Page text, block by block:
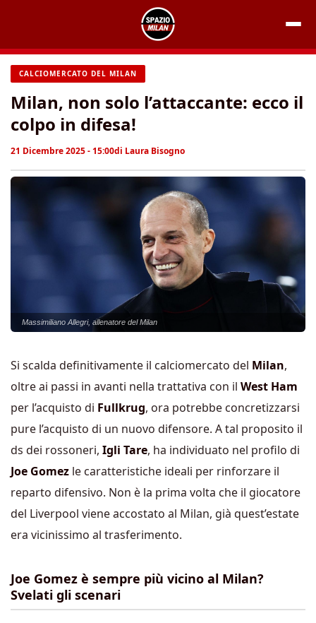
contenuto
CALCIOMERCATO DEL MILAN
Milan, non solo l’attaccante: ecco il
colpo in difesa!
21 Dicembre 2025 - 15:00di Laura Bisogno
Massimiliano Allegri, allenatore del Milan
Si scalda definitivamente il calciomercato del Milan,
oltre ai passi in avanti nella trattativa con il West Ham
per l’acquisto di Fullkrug, ora potrebbe concretizzarsi
pure l’acquisto di un nuovo difensore. A tal proposito il
ds dei rossoneri, Igli Tare, ha individuato nel profilo di
Joe Gomez le caratteristiche ideali per rinforzare il
reparto difensivo. Non è la prima volta che il giocatore
del Liverpool viene accostato al Milan, già quest’estate
era vicinissimo al trasferimento.
Joe Gomez è sempre più vicino al Milan?
Svelati gli scenari